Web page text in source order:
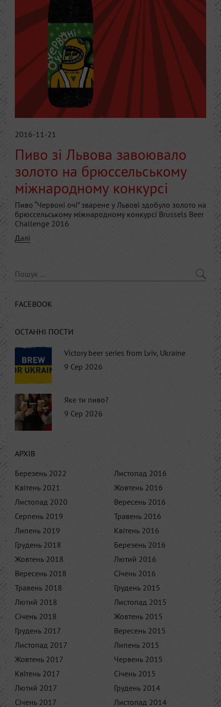
2016-11-21
Пиво зі Львова завоювало
золото на брюссельському
міжнародному конкурсі
Пиво “Червоні очі” зварене у Львові здобуло золото на
брюссельському міжнародному конкурсі Brussels Beer
Challenge 2016
Далі
FACEBOOK
ОСТАННІ ПОСТИ
Victory beer series from Lviv, Ukraine
9 Сер 2026
Яке ти пиво?
9 Сер 2026
АРХІВ
Березень 2022
Квітень 2021
Листопад 2020
Серпень 2019
Липень 2019
Грудень 2018
Жовтень 2018
Вересень 2018
Травень 2018
Лютий 2018
Січень 2018
Грудень 2017
Листопад 2017
Жовтень 2017
Квітень 2017
Лютий 2017
Січень 2017
Листопад 2016
Жовтень 2016
Вересень 2016
Травень 2016
Квітень 2016
Березень 2016
Лютий 2016
Січень 2016
Грудень 2015
Листопад 2015
Жовтень 2015
Вересень 2015
Липень 2015
Червень 2015
Січень 2015
Грудень 2014
Листопад 2014